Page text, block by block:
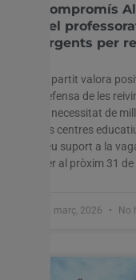
Compromís
del
urgents per
El partit valora
defensa de les
la necessitat de
als centres
seu suport a la
per al pròxim 31
26 març, 2026 No